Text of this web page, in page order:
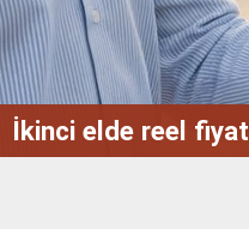
Enterprise Türkiye,